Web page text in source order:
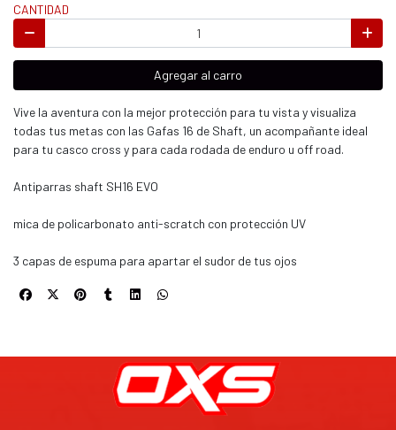
CANTIDAD
Agregar al carro
Vive la aventura con la mejor protección para tu vista y visualiza
todas tus metas con las Gafas 16 de Shaft, un acompañante ideal
para tu casco cross y para cada rodada de enduro u off road.
Antiparras shaft SH16 EVO
mica de policarbonato anti-scratch con protección UV
3 capas de espuma para apartar el sudor de tus ojos